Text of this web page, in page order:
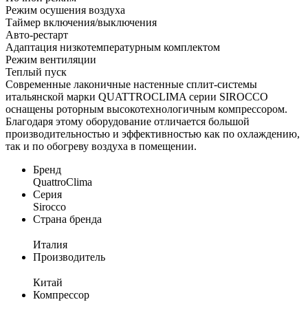
Режим осушения воздуха
Таймер включения/выключения
Авто-рестарт
Адаптация низкотемпературным комплектом
Режим вентиляции
Теплый пуск
Современные лаконичные настенные сплит-системы
итальянской марки QUATTROCLIMA серии SIROCCO
оснащены роторным высокотехнологичным компрессором.
Благодаря этому оборудование отличается большой
производительностью и эффективностью как по охлаждению,
так и по обогреву воздуха в помещении.
Бренд
QuattroClima
Серия
Sirocco
Страна бренда
Италия
Производитель
Китай
Компрессор